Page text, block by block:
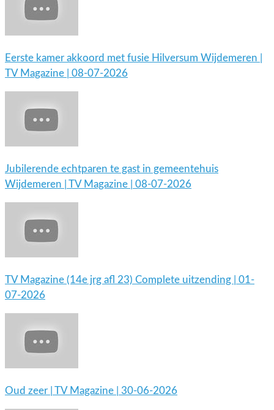
Eerste kamer akkoord met fusie Hilversum Wijdemeren |
TV Magazine | 08-07-2026
Jubilerende echtparen te gast in gemeentehuis
Wijdemeren | TV Magazine | 08-07-2026
TV Magazine (14e jrg afl 23) Complete uitzending | 01-
07-2026
Oud zeer | TV Magazine | 30-06-2026